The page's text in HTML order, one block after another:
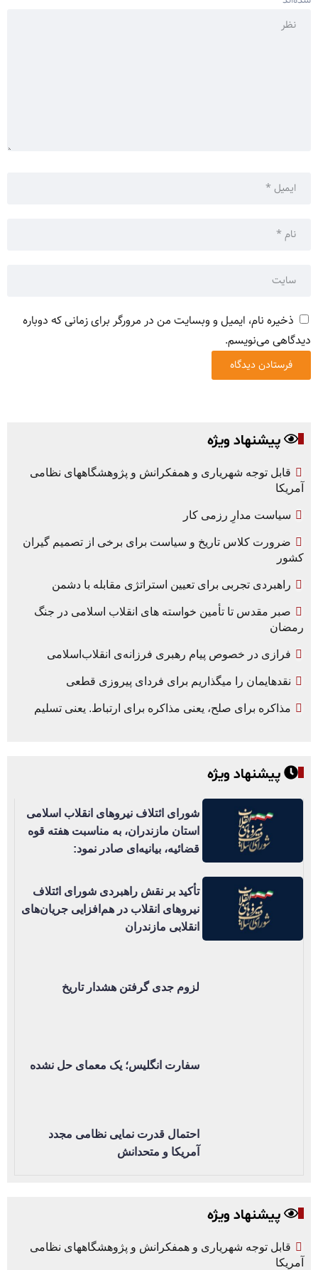
ذخیره نام، ایمیل و وبسایت من در مرورگر برای زمانی که دوباره
دیدگاهی می‌نویسم.
پیشنهاد ویژه
قابل توجه شهریاری و همفکرانش و پژوهشگاههای نظامی
آمریکا
سیاست مدارِ رزمی کار
ضرورت کلاس تاریخ و سیاست برای برخی از تصمیم گیران
کشور
راهبردی تجربی برای تعیین استراتژی مقابله با دشمن
صبر مقدس تا تأمین خواسته های انقلاب اسلامی در جنگ
رمضان
فرازی در خصوص پیام رهبری فرزانه‌ی انقلاب‌اسلامی
نقدهایمان را میگذاریم برای فردای پیروزی قطعی
مذاکره برای صلح، یعنی مذاکره برای ارتباط. یعنی تسلیم
پیشنهاد ویژه
شورای ائتلاف نیروهای انقلاب اسلامی
استان مازندران، به مناسبت هفته قوه
قضائیه، بیانیه‌ای صادر نمود:
تأکید بر نقش راهبردی شورای ائتلاف
نیروهای انقلاب در هم‌افزایی جریان‌های
انقلابی مازندران
لزوم جدی گرفتن هشدار تاریخ
سفارت انگلیس؛ یک معمای حل نشده
احتمال قدرت نمایی نظامی مجدد
آمریکا و متحدانش
پیشنهاد ویژه
قابل توجه شهریاری و همفکرانش و پژوهشگاههای نظامی
آمریکا